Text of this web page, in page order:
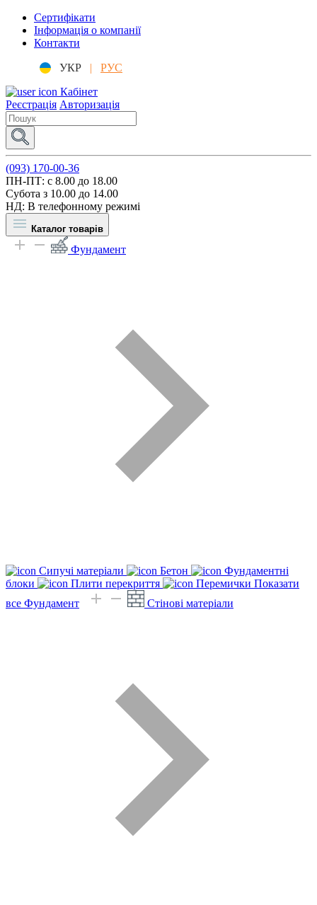
Сертифікати
Інформація о компанії
Контакти
УКР |
РУС
Кабінет
Реєстрація Авторизація
(093) 170-00-36
ПН-ПТ: c 8.00 до 18.00
Субота з 10.00 до 14.00
НД: В телефонному режимі
Каталог товарів
Фундамент
Сипучі матеріали Бетон
Фундаментні
блоки
Плити перекриття Перемички Показати
все Фундамент
Стінові матеріали